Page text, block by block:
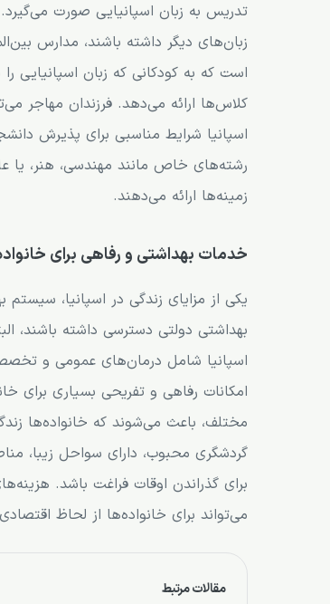
تدریس به زبان اسپانیایی صورت
زبان‌های دیگر داشته باشند، مدارس
است که به کودکانی که زبان اسپانیایی
کلاس‌ها ارائه می‌دهد. فرزندان مهاجر
اسپانیا شرایط مناسبی برای پذیرش
رشته‌های خاص مانند مهندسی، هنر، یا
زمینه‌ها ارائه می‌دهند.
خدمات بهداشتی و رفاهی برای
یکی از مزایای زندگی در اسپانیا،
بهداشتی دولتی دسترسی داشته باشند،
اسپانیا شامل درمان‌های عمومی و
امکانات رفاهی و تفریحی بسیاری برای
مختلف، باعث می‌شوند که خانواده‌ها
گردشگری محبوب، دارای سواحل زیبا،
برای گذراندن اوقات فراغت باشد.
می‌تواند برای خانواده‌ها از لحاظ
مقالات مرتبط